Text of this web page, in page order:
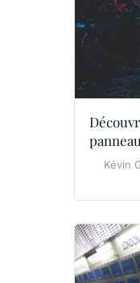
Kévin